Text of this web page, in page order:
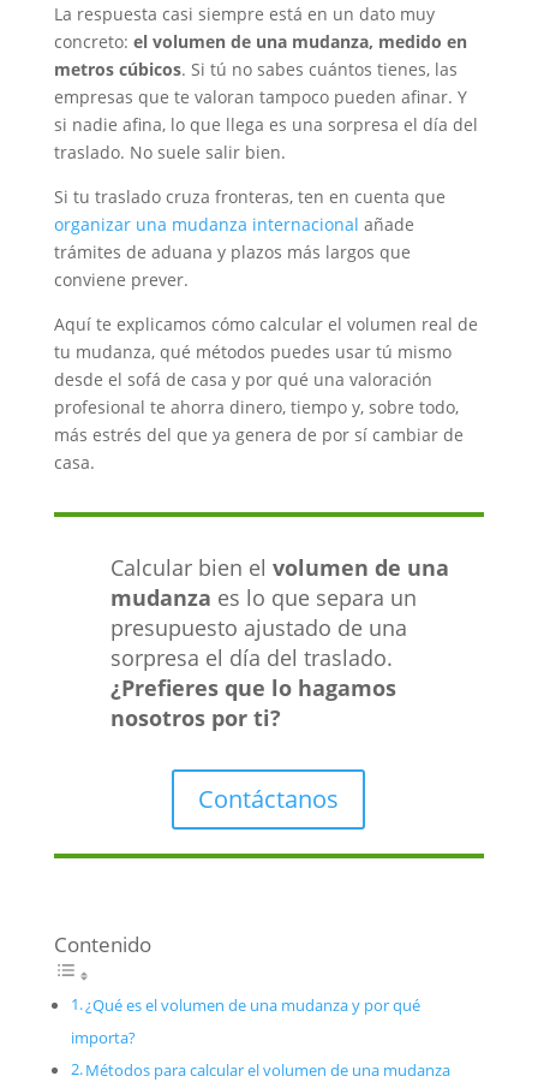
La respuesta casi siempre está en un dato muy
concreto: el volumen de una mudanza, medido en
metros cúbicos. Si tú no sabes cuántos tienes, las
empresas que te valoran tampoco pueden afinar. Y
si nadie afina, lo que llega es una sorpresa el día del
traslado. No suele salir bien.
Si tu traslado cruza fronteras, ten en cuenta que
organizar una mudanza internacional añade
trámites de aduana y plazos más largos que
conviene prever.
Aquí te explicamos cómo calcular el volumen real de
tu mudanza, qué métodos puedes usar tú mismo
desde el sofá de casa y por qué una valoración
profesional te ahorra dinero, tiempo y, sobre todo,
más estrés del que ya genera de por sí cambiar de
casa.
Calcular bien el volumen de una
mudanza es lo que separa un
presupuesto ajustado de una
sorpresa el día del traslado.
¿Prefieres que lo hagamos
nosotros por ti?
Contáctanos
Contenido
¿Qué es el volumen de una mudanza y por qué
importa?
Métodos para calcular el volumen de una mudanza